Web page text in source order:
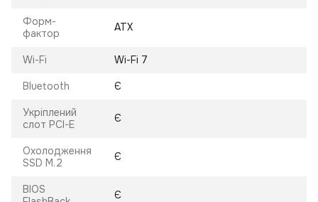
Форм-
фактор
ATX
Wi-Fi Wi-Fi 7
Bluetooth Є
Укріплений
слот PCI-E
Є
Охолодження
SSD M.2
Є
BIOS
Є